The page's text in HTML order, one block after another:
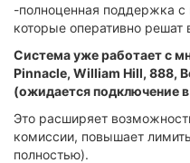
-полноценная поддержка
которые оперативно
Система уже работает с
Pinnacle, William Hill, 888,
(ожидается подключение
Это расширяет
комиссии, повышает
полностью).